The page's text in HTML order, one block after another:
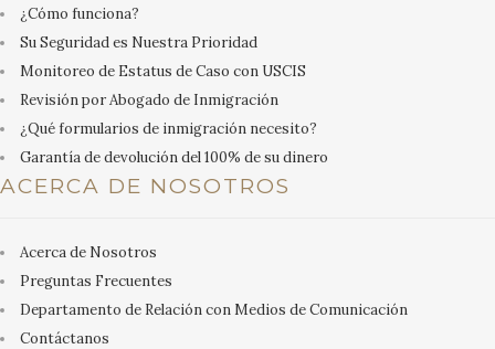
¿Cómo funciona?
Su Seguridad es Nuestra Prioridad
Monitoreo de Estatus de Caso con USCIS
Revisión por Abogado de Inmigración
¿Qué formularios de inmigración necesito?
Garantía de devolución del 100% de su dinero
ACERCA DE NOSOTROS
Acerca de Nosotros
Preguntas Frecuentes
Departamento de Relación con Medios de Comunicación
Contáctanos